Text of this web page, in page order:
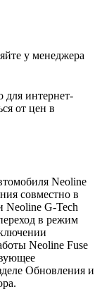
у менеджера
для интернет-
от цен в
Neoline
совместно в
Neoline G-Tech
в режим
Neoline Fuse
Обновления и